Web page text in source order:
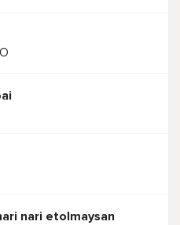
nari etolmaysan